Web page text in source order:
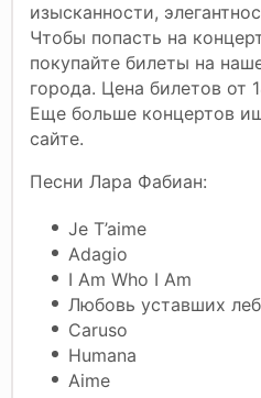
изысканности,
Чтобы попасть на
покупайте билеты на
города. Цена билетов от
Еще больше концертов
сайте.
Песни Лара Фабиан:
Je T’aime
Adagio
I Am Who I Am
Любовь уставших
Caruso
Humana
Aime